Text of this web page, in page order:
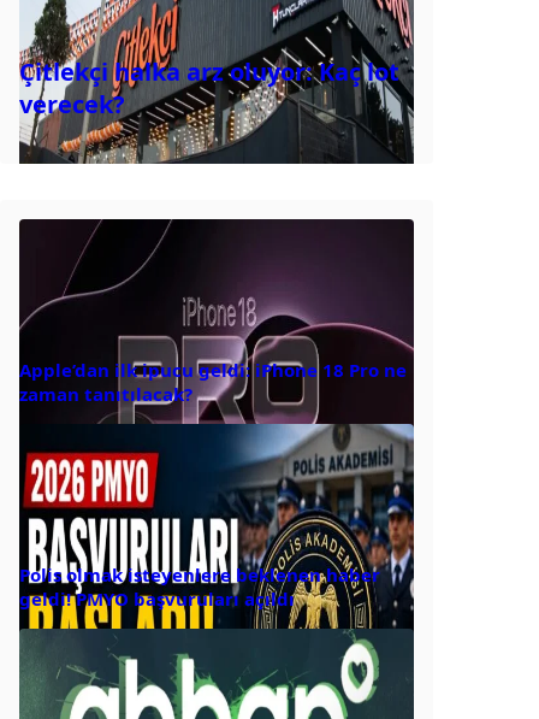
Çitlekçi halka arz oluyor: Kaç lot
verecek?
Apple’dan ilk ipucu geldi: iPhone 18 Pro ne
zaman tanıtılacak?
Polis olmak isteyenlere beklenen haber
geldi! PMYO başvuruları açıldı